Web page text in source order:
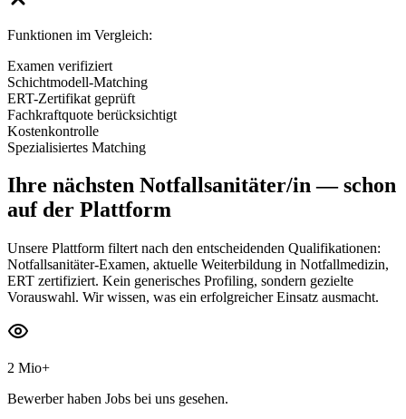
Funktionen im Vergleich:
Examen verifiziert
Schichtmodell-Matching
ERT-Zertifikat geprüft
Fachkraftquote berücksichtigt
Kostenkontrolle
Spezialisiertes Matching
Ihre nächsten Notfallsanitäter/in— schon
auf der Plattform
Unsere Plattform filtert nach den entscheidenden Qualifikationen:
Notfallsanitäter-Examen, aktuelle Weiterbildung in Notfallmedizin,
ERT zertifiziert. Kein generisches Profiling, sondern gezielte
Vorauswahl. Wir wissen, was ein erfolgreicher Einsatz ausmacht.
2 Mio+
Bewerber haben Jobs bei uns gesehen.